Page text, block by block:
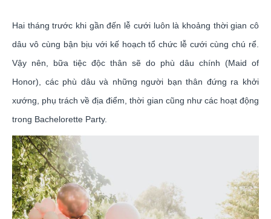
Hai tháng trước khi gần đến lễ cưới luôn là khoảng thời gian cô
dâu vô cùng bận bịu với kế hoạch tổ chức lễ cưới cùng chú rể.
Vậy nên, bữa tiệc độc thân sẽ do phù dâu chính (Maid of
Honor), các phù dâu và những người bạn thân đứng ra khởi
xướng, phụ trách về địa điểm, thời gian cũng như các hoạt động
trong Bachelorette Party.